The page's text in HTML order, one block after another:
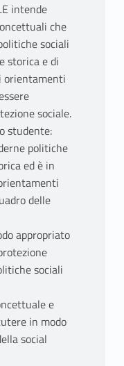
intende
che
sociali
storica e di
orientamenti
sociale.
studente:
politiche
ed è in
delle
appropriato
sociali
e
in modo
social